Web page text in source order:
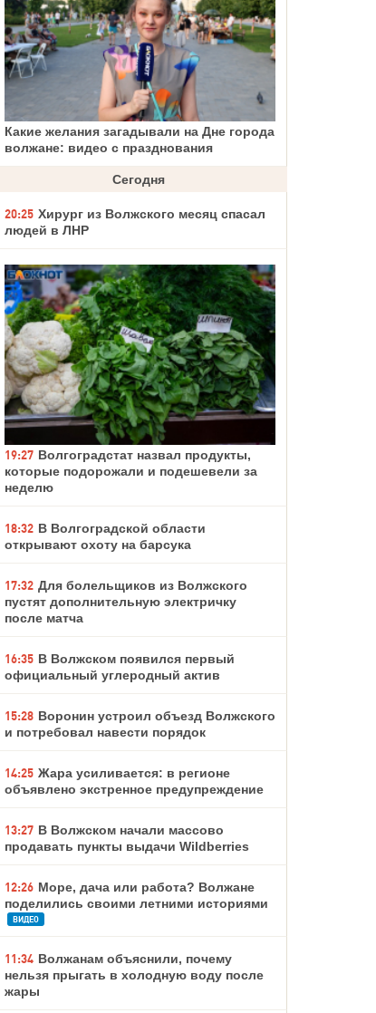
Какие желания загадывали на Дне города
волжане: видео с празднования
Сегодня
20:25 Хирург из Волжского месяц спасал
людей в ЛНР
19:27 Волгоградстат назвал продукты,
которые подорожали и подешевели за
неделю
18:32 В Волгоградской области
открывают охоту на барсука
17:32 Для болельщиков из Волжского
пустят дополнительную электричку
после матча
16:35 В Волжском появился первый
официальный углеродный актив
15:28 Воронин устроил объезд Волжского
и потребовал навести порядок
14:25 Жара усиливается: в регионе
объявлено экстренное предупреждение
13:27 В Волжском начали массово
продавать пункты выдачи Wildberries
12:26 Море, дача или работа? Волжане
поделились своими летними историями
ВИДЕО
11:34 Волжанам объяснили, почему
нельзя прыгать в холодную воду после
жары